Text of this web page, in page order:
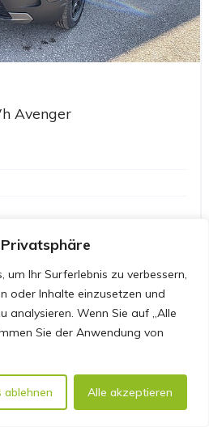
um Ihr Surferlebnis zu verbessern,
oder Inhalte einzusetzen und
analysieren. Wenn Sie auf „Alle
Sie der Anwendung von
ablehnen Alle akzeptieren